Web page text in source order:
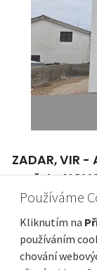
ZADAR, VIR
moře! -
Cena160 000 €
Plocha celkem
55 m²
Používáme
Kliknutím na
používáním
chování